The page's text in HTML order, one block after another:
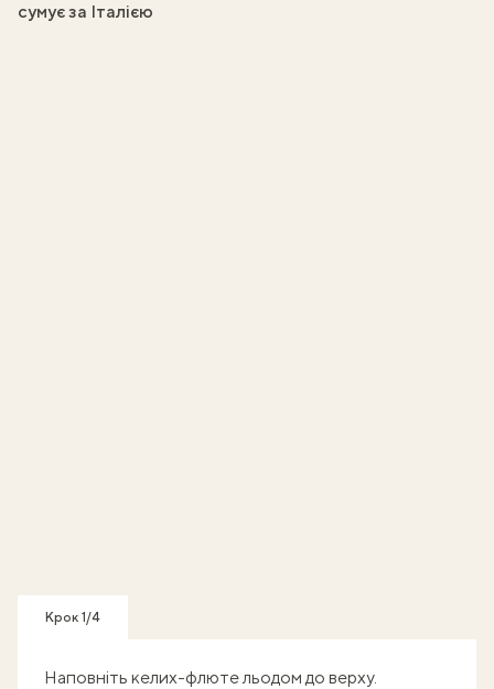
сумує за Італією
Крок 1/4
Наповніть келих-флюте льодом до верху.